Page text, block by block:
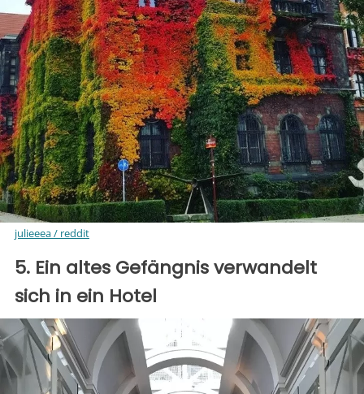
julieeea / reddit
5. Ein altes Gefängnis verwandelt
sich in ein Hotel